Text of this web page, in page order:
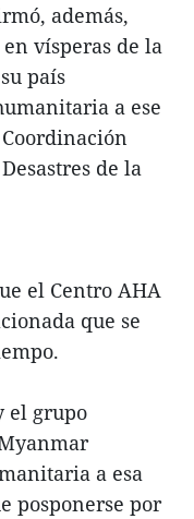
además,
vísperas de la
país
a ese
de la
el Centro AHA
que se
el grupo
a esa
posponerse por